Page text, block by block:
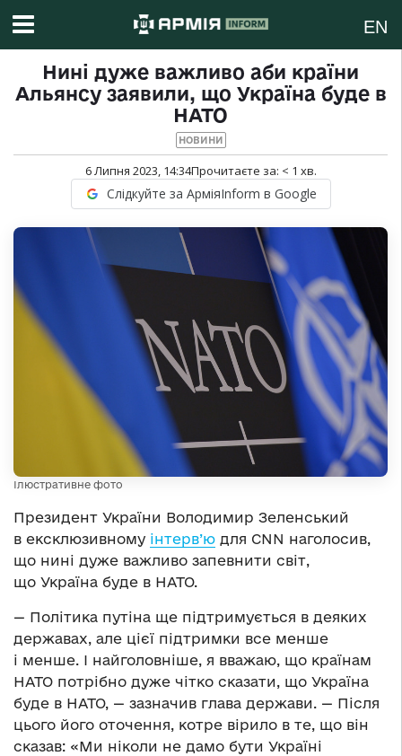
EN
Нині дуже важливо аби країни
Альянсу заявили, що Україна буде в
НАТО
НОВИНИ
6 Липня 2023, 14:34Прочитаєте за: < 1 хв.
Слідкуйте за АрміяInform в Google
Ілюстративне фото
Президент України Володимир Зеленський
в ексклюзивному інтерв’ю для CNN наголосив,
що нині дуже важливо запевнити світ,
що Україна буде в НАТО.
— Політика путіна ще підтримується в деяких
державах, але цієї підтримки все менше
і менше. І найголовніше, я вважаю, що країнам
НАТО потрібно дуже чітко сказати, що Україна
буде в НАТО, — зазначив глава держави. — Після
цього його оточення, котре вірило в те, що він
сказав: «Ми ніколи не дамо бути Україні